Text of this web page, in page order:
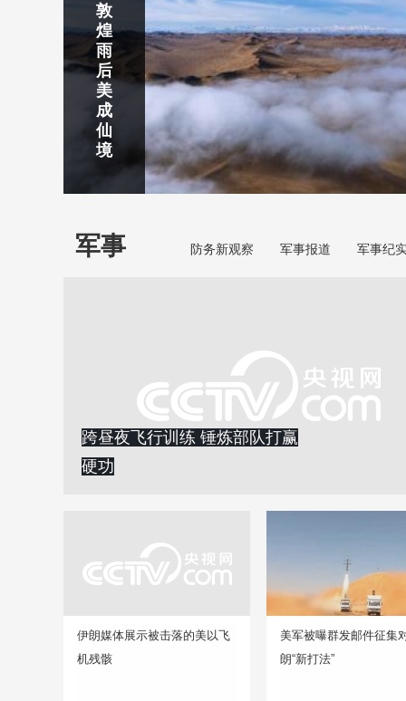
静赏京娘湖
京娘湖位于邯郸武安市口上村北，常年平均气温19摄氏度，夏
温26摄氏度，是避暑休闲佳地。
吉
林
市
北
山
公
园
云
探
古
北
水
镇
南
京
玄
武
湖
景
区
焦
作
红
石
峡
秦
皇
岛
金
梦
海
湾
剑
川
下
梅
岭
瀑
布
烟
雨
齐
云
山
敦
煌
雨
后
美
成
仙
境
军事 防务新观察 军事报道 军事纪
跨昼夜飞行训练 锤炼部队打赢
硬功
伊朗媒体展示被击落的美以飞
机残骸
美军被曝群发邮件征集
朗“新打法”